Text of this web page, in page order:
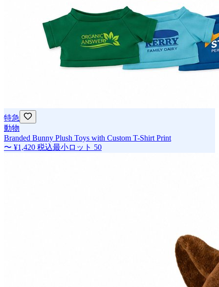
特急
動物
Branded Bunny Plush Toys with Custom T-Shirt Print
〜 ¥1,420 税込最小ロット 50